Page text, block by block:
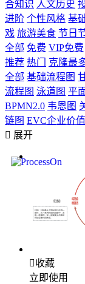
合知识 人文历史
进阶 个性风格 基
戏 旅游美食 节日
全部 免费 VIP免费
推荐 热门 克隆最
全部 基础流程图
流程图 泳道图 平
BPMN2.0 韦恩图
链图 EVC企业价
 展开
收藏
立即使用